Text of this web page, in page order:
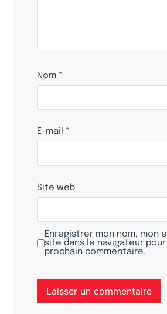
Nom *
E-mail *
Site web
Enregistrer mon nom, mon
site dans le navigateur
prochain commentaire.